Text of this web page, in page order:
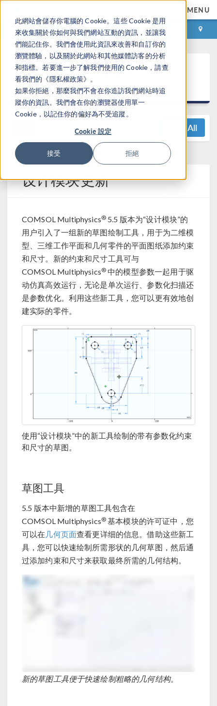
此網站會儲存你電腦的 Cookie。這些 Cookie 是用
來收集關於你如何與我們網站互動的資訊，並讓我
們能記住你。我們會使用此資訊來改善和自訂你的
瀏覽體驗，以及關於此網站和其他媒體訪客的分析
和指標。若要進一步了解我們使用的 Cookie，請查
看我們的《隱私權政策》。
如果你拒絕，那麼我們不會在你造訪我們網站時追
蹤你的資訊。我們會在你的瀏覽器使用單一
Cookie，以記住你的偏好為不受追蹤。
Cookie 設定
接受 拒絕
MENU
登录 咨询与购买
COMSOL Multiphysics®
5.5 发布亮点
View All
设计模块更新
COMSOL Multiphysics® 5.5 版本为“设计模块”的
用户引入了一组新的草图绘制工具，用于为二维模
型、三维工作平面和几何零件的平面图纸添加约束
和尺寸。新的约束和尺寸工具可与
COMSOL Multiphysics® 中的模型参数一起用于驱
动仿真高效运行，无论是单次运行、参数化扫描还
是参数优化。利用这些新工具，您可以更有效地创
建实际的零件。
使用“设计模块”中的新工具绘制的带有参数化约束
和尺寸的草图。
草图工具
5.5 版本中新增的草图工具包含在
COMSOL Multiphysics® 基本模块的许可证中，您
可以在 几何页面查看更详细的信息。借助这些新工
具，您可以快速绘制所需形状的几何草图，然后通
过添加约束和尺寸来获取最终所需的几何结构。
新的草图工具便于快速绘制粗略的几何结构。